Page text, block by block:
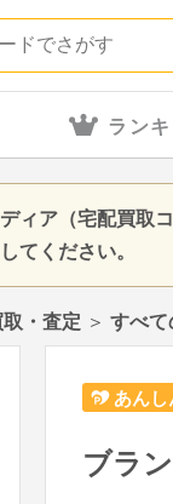
ラン
ィア（宅配買取
てください。
取・査定 ＞ すべて
あん
ブラ